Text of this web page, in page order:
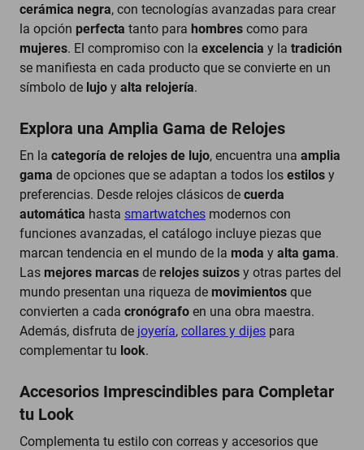
cerámica negra, con tecnologías avanzadas para crear
la opción perfecta tanto para hombres como para
mujeres. El compromiso con la excelencia y la tradición
se manifiesta en cada producto que se convierte en un
símbolo de lujo y alta relojería.
Explora una Amplia Gama de Relojes
En la categoría de relojes de lujo, encuentra una amplia
gama de opciones que se adaptan a todos los estilos y
preferencias. Desde relojes clásicos de cuerda
automática hasta smartwatches modernos con
funciones avanzadas, el catálogo incluye piezas que
marcan tendencia en el mundo de la moda y alta gama.
Las mejores marcas de relojes suizos y otras partes del
mundo presentan una riqueza de movimientos que
convierten a cada cronógrafo en una obra maestra.
Además, disfruta de joyería, collares y dijes para
complementar tu look.
Accesorios Imprescindibles para Completar
tu Look
Complementa tu estilo con correas y accesorios que